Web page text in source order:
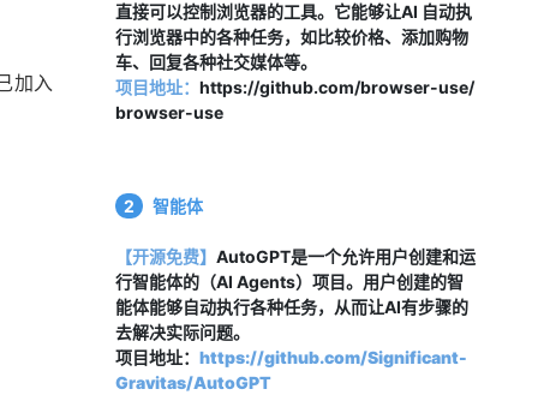
加入
直接可以控制浏览器的工具。它能够让AI 自动执
行浏览器中的各种任务，如比较价格、添加购物
车、回复各种社交媒体等。
项目地址： https://github.com/browser-use/
browser-use
2 智能体
【开源免费】 AutoGPT是一个允许用户创建和运
行智能体的（AI Agents）项目。用户创建的智
能体能够自动执行各种任务，从而让AI有步骤的
去解决实际问题。
项目地址： https://github.com/Significant-
Gravitas/AutoGPT